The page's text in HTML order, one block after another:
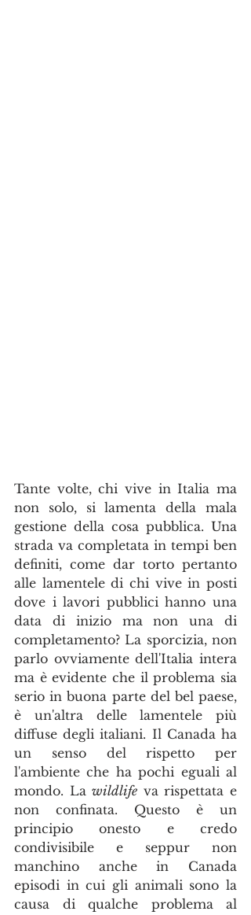
Tante volte, chi vive in Italia ma
non solo, si lamenta della mala
gestione della cosa pubblica. Una
strada va completata in tempi ben
definiti, come dar torto pertanto
alle lamentele di chi vive in posti
dove i lavori pubblici hanno una
data di inizio ma non una di
completamento? La sporcizia, non
parlo ovviamente dell'Italia intera
ma è evidente che il problema sia
serio in buona parte del bel paese,
è un'altra delle lamentele più
diffuse degli italiani. Il Canada ha
un senso del rispetto per
l'ambiente che ha pochi eguali al
mondo. La wildlife va rispettata e
non confinata. Questo è un
principio onesto e credo
condivisibile e seppur non
manchino anche in Canada
episodi in cui gli animali sono la
causa di qualche problema al